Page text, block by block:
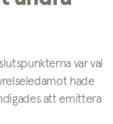
var val
hade
att emittera